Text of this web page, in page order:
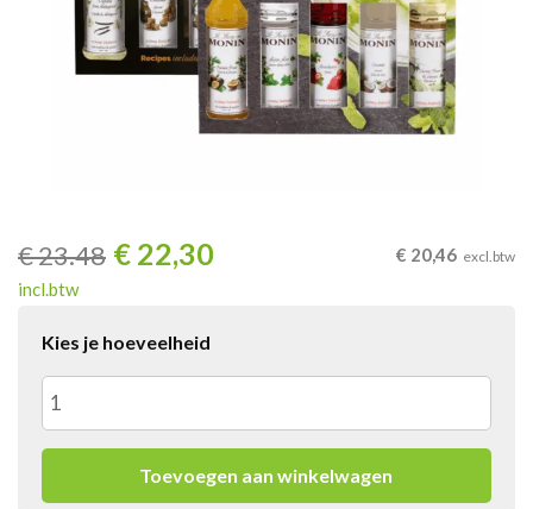
€23.48 € 22,30
incl.btw
€ 20,46 excl.btw
Kies je hoeveelheid
Monin
Siroop
Toevoegen aan winkelwagen